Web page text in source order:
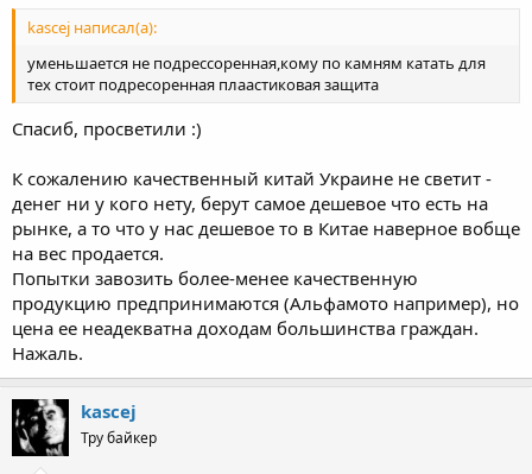
kascej написал(а):
уменьшается не подрессоренная,кому по камням катать для
тех стоит подресоренная плаастиковая защита
Спасиб, просветили :)
К сожалению качественный китай Украине не светит -
денег ни у кого нету, берут самое дешевое что есть на
рынке, а то что у нас дешевое то в Китае наверное вобще
на вес продается.
Попытки завозить более-менее качественную
продукцию предпринимаются (Альфамото например), но
цена ее неадекватна доходам большинства граждан.
Нажаль.
kascej
Тру байкер